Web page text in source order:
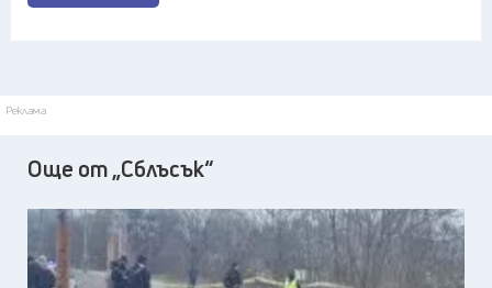
Реклама
Още от „Сблъсък“